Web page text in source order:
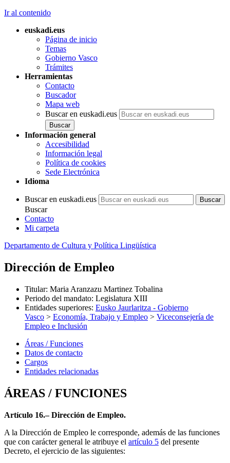
Ir al contenido
euskadi.eus
Página de inicio
Temas
Gobierno Vasco
Trámites
Herramientas
Contacto
Buscador
Mapa web
Buscar en euskadi.eus
Información general
Accesibilidad
Información legal
Política de cookies
Sede Electrónica
Idioma
Buscar en euskadi.eus
Buscar
Contacto
Mi carpeta
Departamento de Cultura y Política Lingüística
Dirección de Empleo
Titular: Maria Aranzazu Martinez Tobalina
Periodo del mandato: Legislatura XIII
Entidades superiores: Eusko Jaurlaritza - Gobierno
Vasco > Economía, Trabajo y Empleo > Viceconsejería de
Empleo e Inclusión
Áreas / Funciones
Datos de contacto
Cargos
Entidades relacionadas
ÁREAS / FUNCIONES
Artículo 16.– Dirección de Empleo.
A la Dirección de Empleo le corresponde, además de las funciones
que con carácter general le atribuye el artículo 5 del presente
Decreto, el ejercicio de las siguientes: